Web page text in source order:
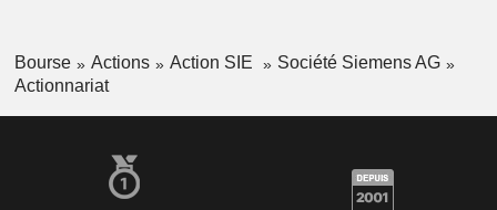
Europe-Communauté des Etats Indépendants-Afrique-
Moyen-Orient (32%), Etats-Unis (28%), Amérique (4,6%),
Bourse Actions Action SIE
Société Siemens AG
Actionnariat